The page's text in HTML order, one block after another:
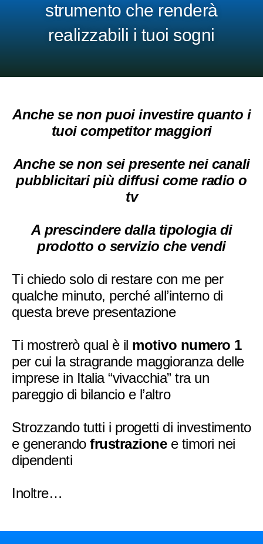
strumento che renderà
realizzabili i tuoi sogni
Anche se non puoi investire quanto i
tuoi competitor maggiori
Anche se non sei presente nei canali
pubblicitari più diffusi come radio o
tv
A prescindere dalla tipologia di
prodotto o servizio che vendi
Ti chiedo solo di restare con me per
qualche minuto, perché all’interno di
questa breve presentazione
Ti mostrerò qual è il motivo numero 1
per cui la stragrande maggioranza delle
imprese in Italia “vivacchia” tra un
pareggio di bilancio e l’altro
Strozzando tutti i progetti di investimento
e generando frustrazionee timori nei
dipendenti
Inoltre…